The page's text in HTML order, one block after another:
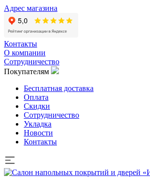
Адрес магазина
Контакты
О компании
Сотрудничество
Покупателям
Бесплатная доставка
Оплата
Скидки
Сотрудничество
Укладка
Новости
Контакты